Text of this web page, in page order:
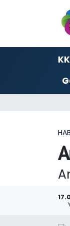
Foto
Hava
Trafik
Haber